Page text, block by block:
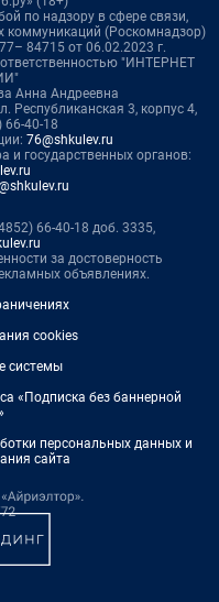
по надзору в сфере связи,
коммуникаций (Роскомнадзор)
84715 от 06.02.2023 г.
"ИНТЕРНЕТ
Анна Андреевна
Республиканская 3, корпус 4,
66-40-18
76@shkulev.ru
и государственных органов:
66-40-18 доб. 3335,
за достоверность
объявлениях.
cookies
системы
«Подписка без баннерной
персональных данных и
сайта